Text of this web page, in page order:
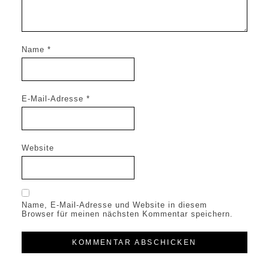
Name *
E-Mail-Adresse *
Website
Name, E-Mail-Adresse und Website in diesem
Browser für meinen nächsten Kommentar speichern.